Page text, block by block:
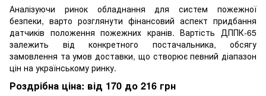
Аналізуючи ринок обладнання для систем пожежної
безпеки, варто розглянути фінансовий аспект придбання
датчиків положення пожежних кранів. Вартість ДППК-65
залежить від конкретного постачальника, обсягу
замовлення та умов доставки, що створює певний діапазон
цін на українському ринку.
Роздрібна ціна: від 170 до 216 грн